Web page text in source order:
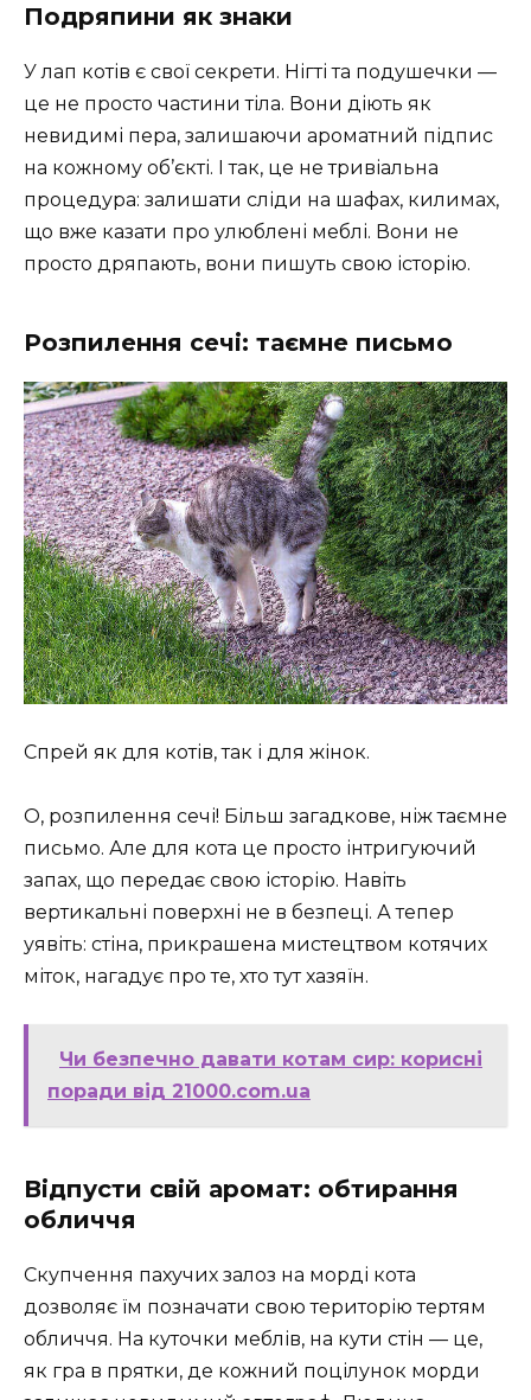
Подряпини як знаки
У лап котів є свої секрети. Нігті та подушечки —
це не просто частини тіла. Вони діють як
невидимі пера, залишаючи ароматний підпис
на кожному об’єкті. І так, це не тривіальна
процедура: залишати сліди на шафах, килимах,
що вже казати про улюблені меблі. Вони не
просто дряпають, вони пишуть свою історію.
Розпилення сечі: таємне письмо
Спрей як для котів, так і для жінок.
О, розпилення сечі! Більш загадкове, ніж таємне
письмо. Але для кота це просто інтригуючий
запах, що передає свою історію. Навіть
вертикальні поверхні не в безпеці. А тепер
уявіть: стіна, прикрашена мистецтвом котячих
міток, нагадує про те, хто тут хазяїн.
Чи безпечно давати котам сир: корисні
поради від 21000.com.ua
Відпусти свій аромат: обтирання
обличчя
Скупчення пахучих залоз на морді кота
дозволяє їм позначати свою територію тертям
обличчя. На куточки меблів, на кути стін — це,
як гра в прятки, де кожний поцілунок морди